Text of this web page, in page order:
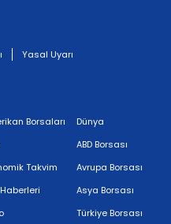
Yasal Uyarı
Borsaları
Takvim
Haberleri
Dünya
ABD Borsası
Avrupa Borsası
Asya Borsası
Türkiye Borsası